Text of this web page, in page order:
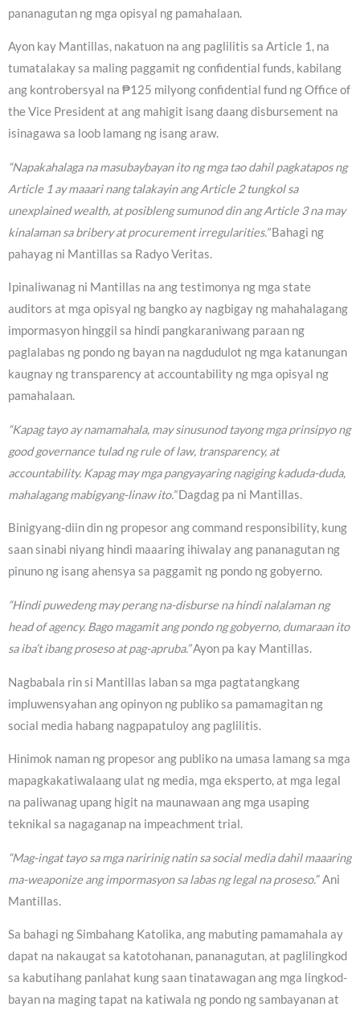
pananagutan ng mga opisyal ng pamahalaan.
Ayon kay Mantillas, nakatuon na ang paglilitis sa Article 1, na
tumatalakay sa maling paggamit ng confidential funds, kabilang
ang kontrobersyal na ₱125 milyong confidential fund ng Office of
the Vice President at ang mahigit isang daang disbursement na
isinagawa sa loob lamang ng isang araw.
“Napakahalaga na masubaybayan ito ng mga tao dahil pagkatapos ng
Article 1 ay maaari nang talakayin ang Article 2 tungkol sa
unexplained wealth, at posibleng sumunod din ang Article 3 na may
kinalaman sa bribery at procurement irregularities.”Bahagi ng
pahayag ni Mantillas sa Radyo Veritas.
Ipinaliwanag ni Mantillas na ang testimonya ng mga state
auditors at mga opisyal ng bangko ay nagbigay ng mahahalagang
impormasyon hinggil sa hindi pangkaraniwang paraan ng
paglalabas ng pondo ng bayan na nagdudulot ng mga katanungan
kaugnay ng transparency at accountability ng mga opisyal ng
pamahalaan.
“Kapag tayo ay namamahala, may sinusunod tayong mga prinsipyo ng
good governance tulad ng rule of law, transparency, at
accountability. Kapag may mga pangyayaring nagiging kaduda-duda,
mahalagang mabigyang-linaw ito.”Dagdag pa ni Mantillas.
Binigyang-diin din ng propesor ang command responsibility, kung
saan sinabi niyang hindi maaaring ihiwalay ang pananagutan ng
pinuno ng isang ahensya sa paggamit ng pondo ng gobyerno.
“Hindi puwedeng may perang na-disburse na hindi nalalaman ng
head of agency. Bago magamit ang pondo ng gobyerno, dumaraan ito
sa iba’t ibang proseso at pag-apruba.”Ayon pa kay Mantillas.
Nagbabala rin si Mantillas laban sa mga pagtatangkang
impluwensyahan ang opinyon ng publiko sa pamamagitan ng
social media habang nagpapatuloy ang paglilitis.
Hinimok naman ng propesor ang publiko na umasa lamang sa mga
mapagkakatiwalaang ulat ng media, mga eksperto, at mga legal
na paliwanag upang higit na maunawaan ang mga usaping
teknikal sa nagaganap na impeachment trial.
“Mag-ingat tayo sa mga naririnig natin sa social media dahil maaaring
ma-weaponize ang impormasyon sa labas ng legal na proseso.” Ani
Mantillas.
Sa bahagi ng Simbahang Katolika, ang mabuting pamamahala ay
dapat na nakaugat sa katotohanan, pananagutan, at paglilingkod
sa kabutihang panlahat kung saan tinatawagan ang mga lingkod-
bayan na maging tapat na katiwala ng pondo ng sambayanan at